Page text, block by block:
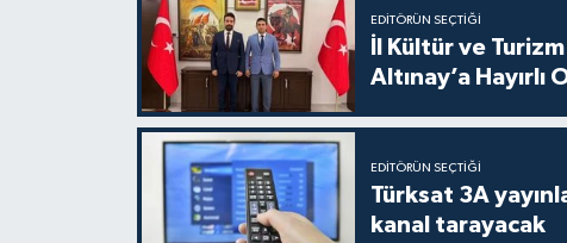
EDITÖRÜN SEÇTIĞI
İl Kültür ve
Altınay’a Hayırlı
EDITÖRÜN SEÇTIĞI
Türksat 3A
kanal tarayacak